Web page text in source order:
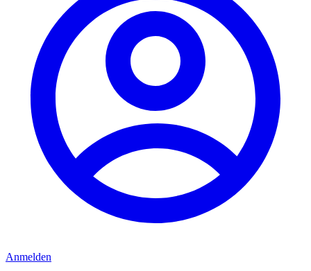
Anmelden